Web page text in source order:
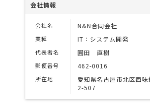
会社情報
会社名 N&N合同会社
業種 IT：システム開発
代表者名 圓田 直樹
郵便番号 462-0016
所在地
愛知県名古屋市北区西味
2-507